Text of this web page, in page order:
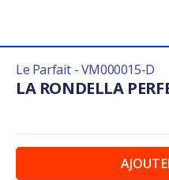
Le Parfait - VM000015-D
LA RONDELLA